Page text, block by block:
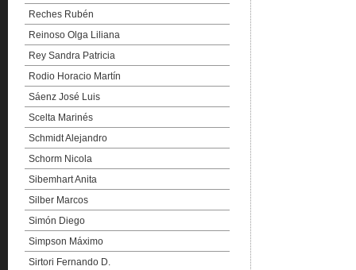
Reches Rubén
Reinoso Olga Liliana
Rey Sandra Patricia
Rodio Horacio Martín
Sáenz José Luis
Scelta Marinés
Schmidt Alejandro
Schorm Nicola
Sibemhart Anita
Silber Marcos
Simón Diego
Simpson Máximo
Sirtori Fernando D.